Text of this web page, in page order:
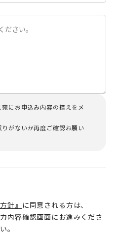
にお申込み内容の控えをメ
がないか再度ご確認お願い
針』 に同意される方は、
内容確認画面にお進みくださ
い。